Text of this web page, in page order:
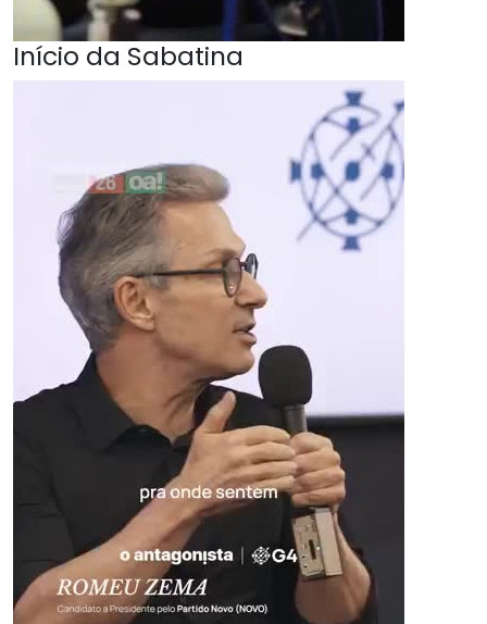
Início da Sabatina